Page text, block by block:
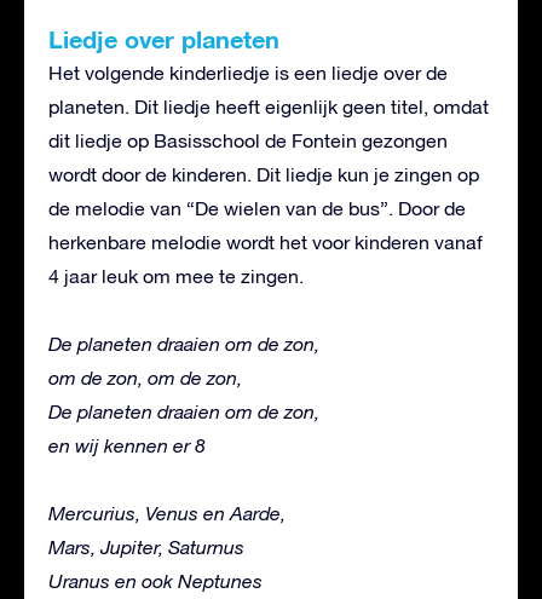
Liedje over planeten
Het volgende kinderliedje is een liedje over de
planeten. Dit liedje heeft eigenlijk geen titel, omdat
dit liedje op Basisschool de Fontein gezongen
wordt door de kinderen. Dit liedje kun je zingen op
de melodie van “De wielen van de bus”. Door de
herkenbare melodie wordt het voor kinderen vanaf
4 jaar leuk om mee te zingen.
De planeten draaien om de zon,
om de zon, om de zon,
De planeten draaien om de zon,
en wij kennen er 8
Mercurius, Venus en Aarde,
Mars, Jupiter, Saturnus
Uranus en ook Neptunes